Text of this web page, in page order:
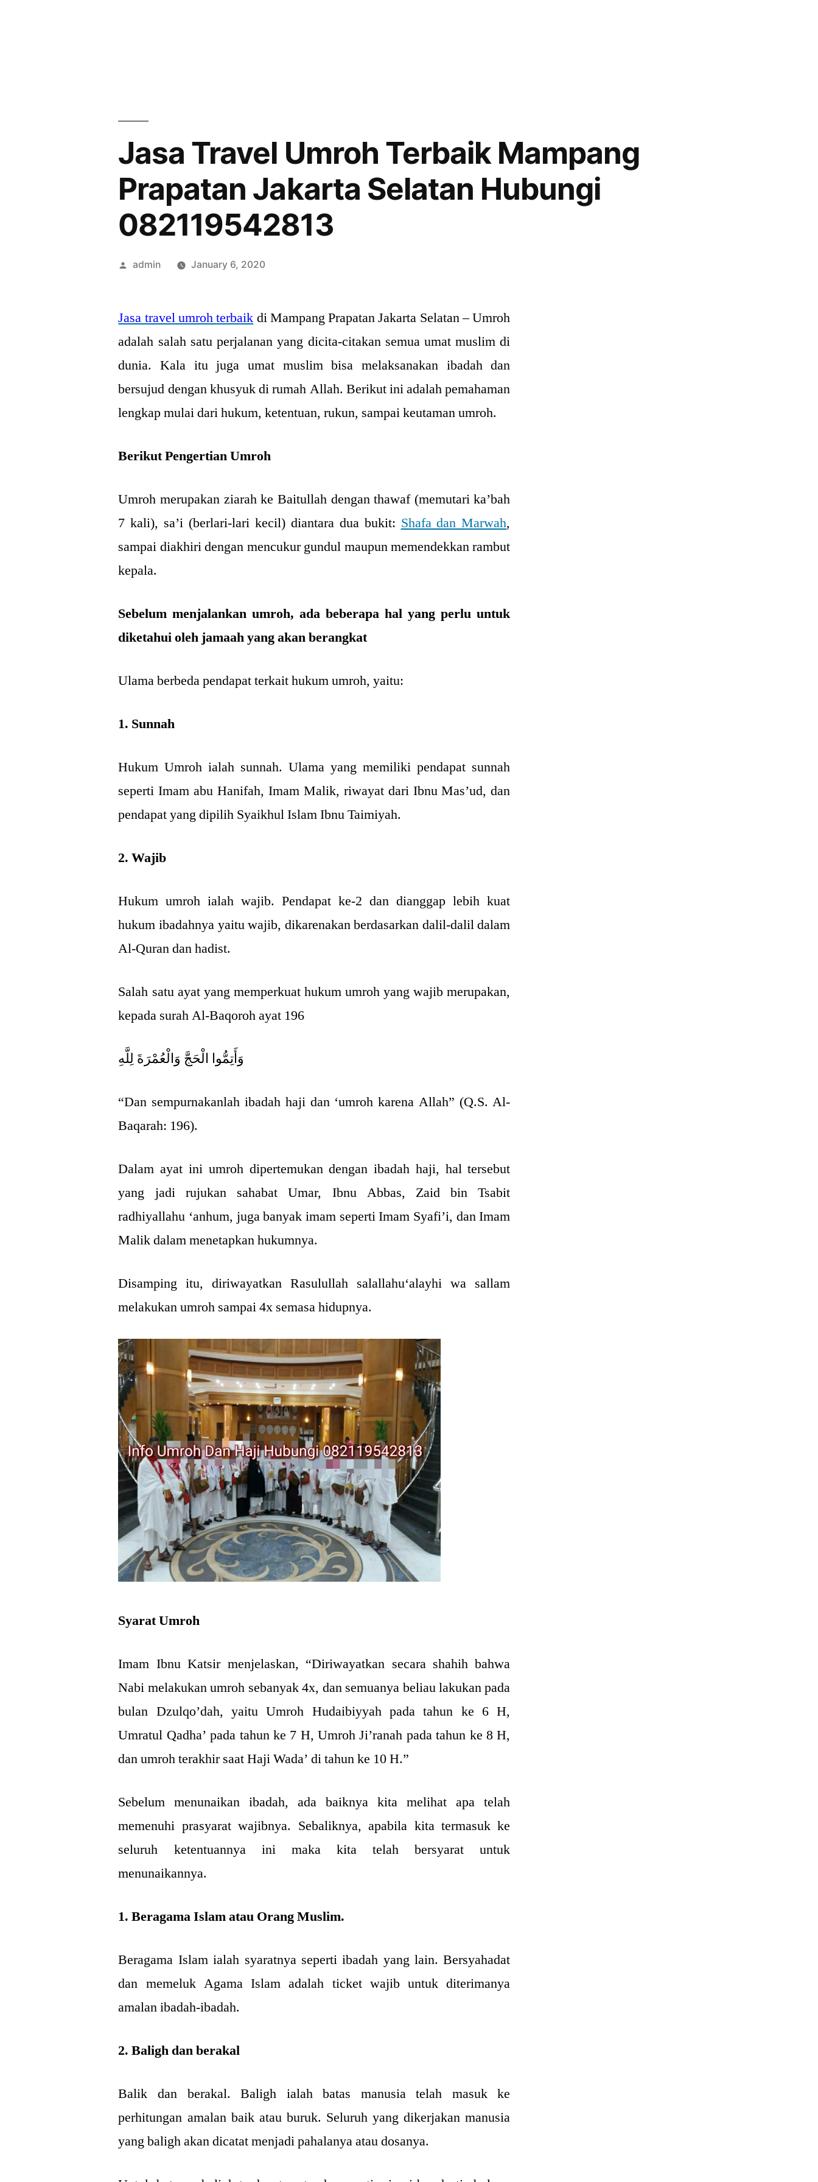
Jasa Travel Umroh Terbaik Mampang
Prapatan Jakarta Selatan Hubungi
082119542813
Posted
admin January 6, 2020
Jasa travel umroh terbaik di Mampang Prapatan Jakarta Selatan –Umroh
adalah salah satu perjalanan yang dicita-citakan semua umat muslim di
dunia. Kala itu juga umat muslim bisa melaksanakan ibadah dan
bersujud dengan khusyuk di rumah Allah. Berikut ini adalah pemahaman
lengkap mulai dari hukum, ketentuan, rukun, sampai keutaman umroh.
Berikut Pengertian Umroh
Umroh merupakan ziarah ke Baitullah dengan thawaf (memutari ka’bah
7 kali), sa’i (berlari-lari kecil) diantara dua bukit: Shafa dan Marwah,
sampai diakhiri dengan mencukur gundul maupun memendekkan rambut
kepala.
Sebelum menjalankan umroh, ada beberapa hal yang perlu untuk
diketahui oleh jamaah yang akan berangkat
Ulama berbeda pendapat terkait hukum umroh, yaitu:
1. Sunnah
Hukum Umroh ialah sunnah. Ulama yang memiliki pendapat sunnah
seperti Imam abu Hanifah, Imam Malik, riwayat dari Ibnu Mas’ud, dan
pendapat yang dipilih Syaikhul Islam Ibnu Taimiyah.
2. Wajib
Hukum umroh ialah wajib. Pendapat ke-2 dan dianggap lebih kuat
hukum ibadahnya yaitu wajib, dikarenakan berdasarkan dalil-dalil dalam
Al-Quran dan hadist.
Salah satu ayat yang memperkuat hukum umroh yang wajib merupakan,
kepada surah Al-Baqoroh ayat 196
وَأَتِمُّوا الْحَجَّ وَالْعُمْرَةَ لِلَّهِ
“Dan sempurnakanlah ibadah haji dan ‘umroh karena Allah” (Q.S. Al-
Baqarah: 196).
Dalam ayat ini umroh dipertemukan dengan ibadah haji, hal tersebut
yang jadi rujukan sahabat Umar, Ibnu Abbas, Zaid bin Tsabit
radhiyallahu ‘anhum, juga banyak imam seperti Imam Syafi’i, dan Imam
Malik dalam menetapkan hukumnya.
Disamping itu, diriwayatkan Rasulullah salallahu‘alayhi wa sallam
melakukan umroh sampai 4x semasa hidupnya.
Syarat Umroh
Imam Ibnu Katsir menjelaskan, “Diriwayatkan secara shahih bahwa
Nabi melakukan umroh sebanyak 4x, dan semuanya beliau lakukan pada
bulan Dzulqo’dah, yaitu Umroh Hudaibiyyah pada tahun ke 6 H,
Umratul Qadha’ pada tahun ke 7 H, Umroh Ji’ranah pada tahun ke 8 H,
dan umroh terakhir saat Haji Wada’ di tahun ke 10 H.”
Sebelum menunaikan ibadah, ada baiknya kita melihat apa telah
memenuhi prasyarat wajibnya. Sebaliknya, apabila kita termasuk ke
seluruh ketentuannya ini maka kita telah bersyarat untuk
menunaikannya.
1. Beragama Islam atau Orang Muslim.
Beragama Islam ialah syaratnya seperti ibadah yang lain. Bersyahadat
dan memeluk Agama Islam adalah ticket wajib untuk diterimanya
amalan ibadah-ibadah.
2. Baligh dan berakal
Balik dan berakal. Baligh ialah batas manusia telah masuk ke
perhitungan amalan baik atau buruk. Seluruh yang dikerjakan manusia
yang baligh akan dicatat menjadi pahalanya atau dosanya.